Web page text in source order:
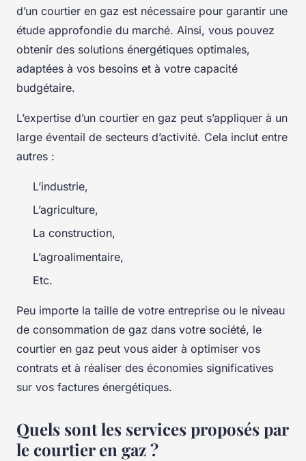
d’un courtier en gaz est nécessaire pour garantir une
étude approfondie du marché. Ainsi, vous pouvez
obtenir des solutions énergétiques optimales,
adaptées à vos besoins et à votre capacité
budgétaire.
L’expertise d’un courtier en gaz peut s’appliquer à un
large éventail de secteurs d’activité. Cela inclut entre
autres :
L’industrie,
L’agriculture,
La construction,
L’agroalimentaire,
Etc.
Peu importe la taille de votre entreprise ou le niveau
de consommation de gaz dans votre société, le
courtier en gaz peut vous aider à optimiser vos
contrats et à réaliser des économies significatives
sur vos factures énergétiques.
Quels sont les services proposés par
le courtier en gaz ?